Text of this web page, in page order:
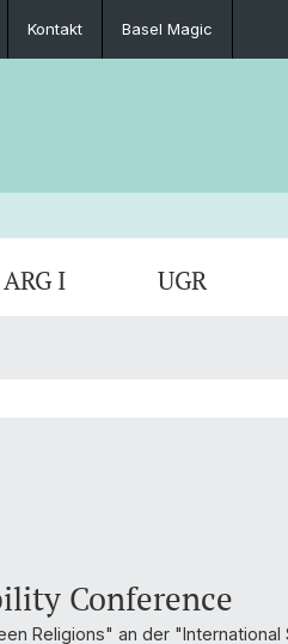
Kontakt Basel Magic
ARG I UGR
Conference
Religions" an der